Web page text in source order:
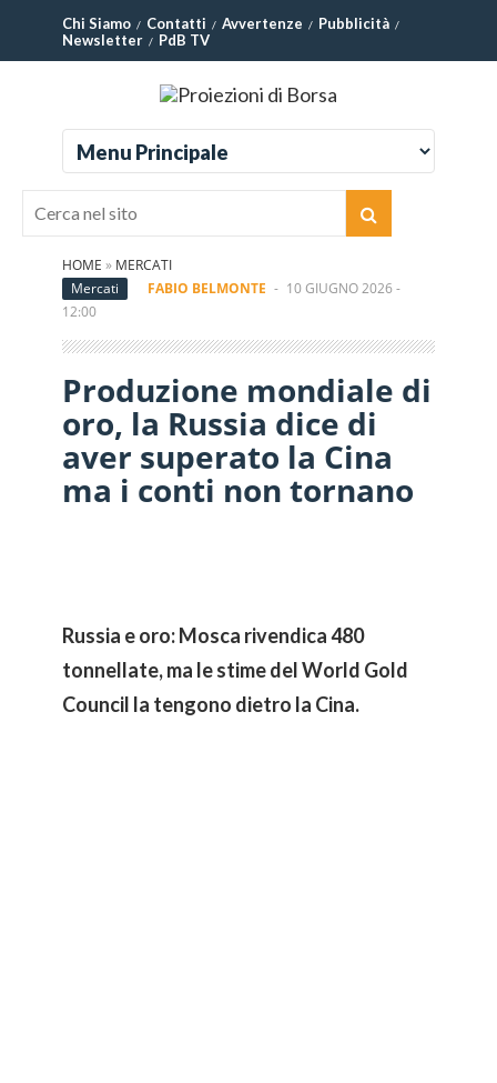
Chi Siamo Contatti Avvertenze
Pubblicità
Newsletter
PdB TV
HOME » MERCATI
Mercati
FABIO BELMONTE - 10 GIUGNO 2026 -
12:00
Produzione mondiale di
oro, la Russia dice di
aver superato la Cina
ma i conti non tornano
Russia e oro: Mosca rivendica 480
tonnellate, ma le stime del World Gold
Council la tengono dietro la Cina.